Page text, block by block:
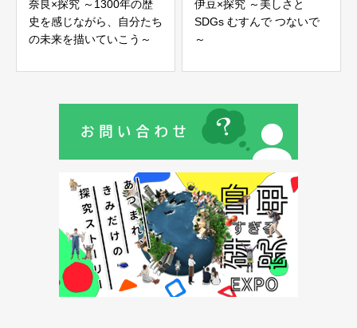
奈良×探究 ～1300年の歴
史を感じながら、自分たち
の未来を描いていこう～
伊豆×探究 ～美しさと
SDGs むすんで つないで
～